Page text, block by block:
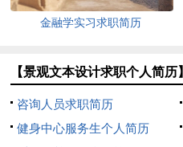
金融学实习求职简历
【景观文本设计求职个人简历
咨询人员求职简历
健身中心服务生个人简历